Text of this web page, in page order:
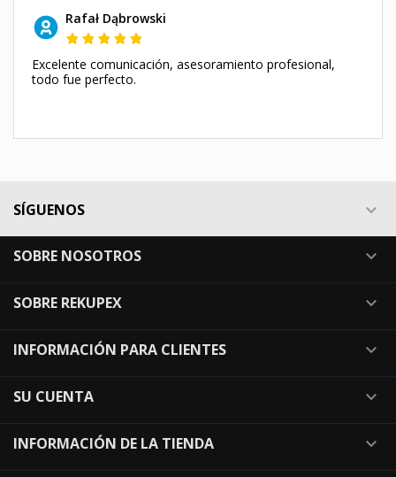
Rafał Dąbrowski
Excelente comunicación, asesoramiento profesional,
todo fue perfecto.
SÍGUENOS 
SOBRE NOSOTROS 
SOBRE REKUPEX 
INFORMACIÓN PARA CLIENTES 
SU CUENTA 
INFORMACIÓN DE LA TIENDA 